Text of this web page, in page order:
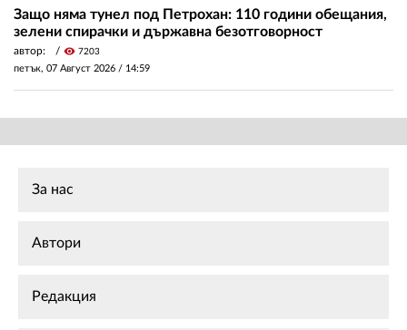
Защо няма тунел под Петрохан: 110 години обещания,
зелени спирачки и държавна безотговорност
автор: visibility 7203
петък, 07 Август 2026 / 14:59
За нас
Автори
Редакция